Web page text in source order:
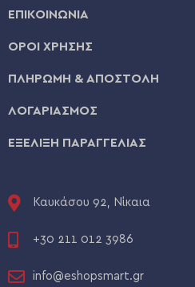
ΕΠΙΚΟΙΝΩΝΙΑ
ΟΡΟΙ ΧΡΗΣΗΣ
ΠΛΗΡΩΜΗ & ΑΠΟΣΤΟΛΗ
ΛΟΓΑΡΙΑΣΜΟΣ
ΕΞΕΛΙΞΗ ΠΑΡΑΓΓΕΛΙΑΣ
Καυκάσου 92, Νίκαια
+30 211 012 3986
info@eshopsmart.gr